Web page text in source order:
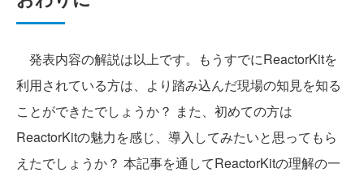
発表内容の解説は以上です。もうすでにReactorKitを
利用されている方は、より踏み込んだ現場の知見を知る
ことができたでしょうか？ また、初めての方は
ReactorKitの魅力を感じ、導入してみたいと思ってもら
えたでしょうか？ 本記事を通してReactorKitの理解の一